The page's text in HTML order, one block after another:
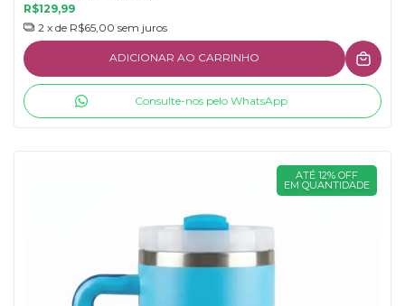
R$129,99
2 x de R$65,00 sem juros
ADICIONAR AO CARRINHO
Consulte-nos pelo WhatsApp
ATÉ 12% OFF
EM QUANTIDADE